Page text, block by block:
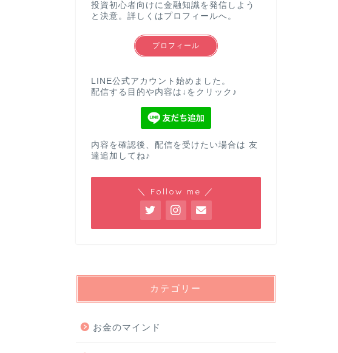
投資初心者向けに金融知識を発信しよう
と決意。詳しくはプロフィールへ。
プロフィール
LINE公式アカウント始めました。
配信する目的や内容は↓をクリック♪
内容を確認後、配信を受けたい場合は 友
達追加してね♪
＼ Follow me ／
カテゴリー
お金のマインド